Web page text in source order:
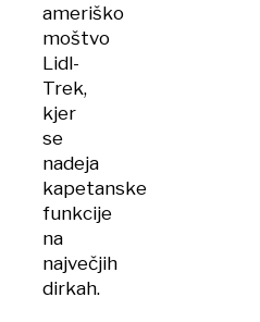
ameriško
moštvo
Lidl-
Trek,
kjer
se
nadeja
kapetanske
funkcije
na
največjih
dirkah.